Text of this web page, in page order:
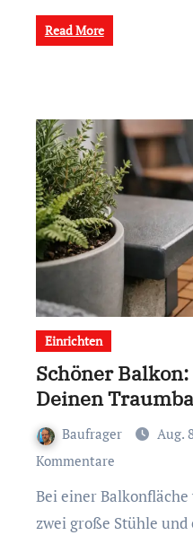
Read More
Einrichten
Schöner
Deinen
Baufrager Aug.
Kommentare
Bei einer Balkonfläche von 6 m² können bereits
zwei große Stühle